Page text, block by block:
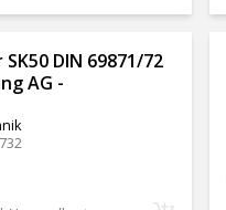
DIN 69871/72
AG -